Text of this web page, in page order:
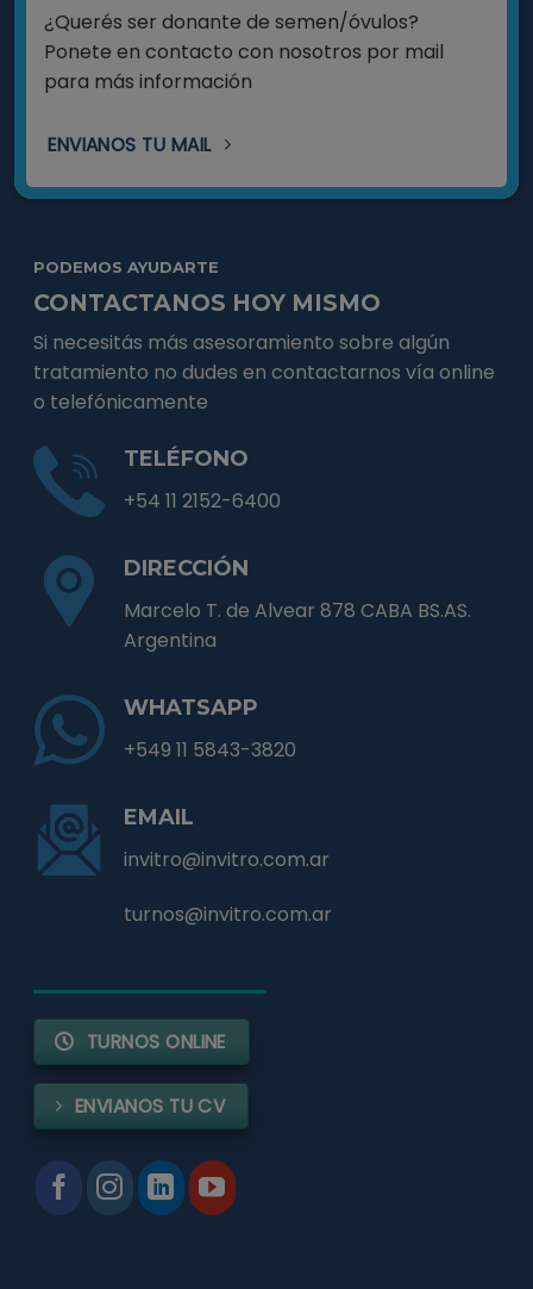
¿Querés ser donante de semen/óvulos?
Ponete en contacto con nosotros por mail
para más información
ENVIANOS TU MAIL
PODEMOS AYUDARTE
CONTACTANOS HOY MISMO
Si necesitás más asesoramiento sobre algún
tratamiento no dudes en contactarnos vía online
o telefónicamente
TELÉFONO
+54 11 2152-6400
DIRECCIÓN
Marcelo T. de Alvear 878 CABA BS.AS.
Argentina
WHATSAPP
+549 11 5843-3820
EMAIL
invitro@invitro.com.ar
turnos@invitro.com.ar
TURNOS ONLINE
ENVIANOS TU CV